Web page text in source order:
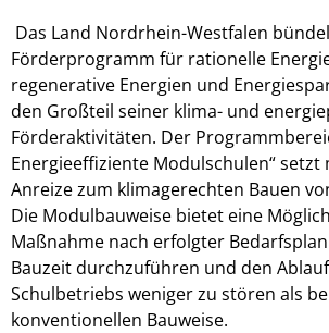
Das Land Nordrhein-Westfalen
Förderprogramm für rationelle
regenerative Energien und
den Großteil seiner klima- und
Förderaktivitäten. Der
Energieeffiziente Modulschulen“
Anreize zum klimagerechten Bauen
Die Modulbauweise bietet eine
Maßnahme nach erfolgter
Bauzeit durchzuführen und den
Schulbetriebs weniger zu stören als
konventionellen Bauweise.